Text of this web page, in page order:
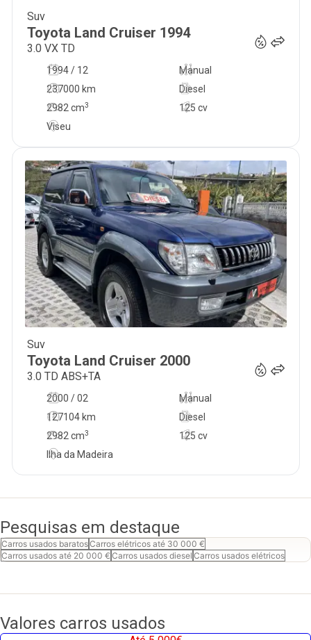
Suv
Toyota Land Cruiser 1994
3.0 VX TD
1994 / 12
Manual
237000 km
125 cv
Diesel
2982 cm3
Viseu
Suv
Toyota Land Cruiser 2000
3.0 TD ABS+TA
2000 / 02
Manual
127104 km
125 cv
Diesel
2982 cm3
Ilha da Madeira
Pesquisas em destaque
Carros usados baratosCarros elétricos até 30 000 €
Carros usados até 20 000 € Carros usados diesel Carros usados elétricos
Valores carros usados